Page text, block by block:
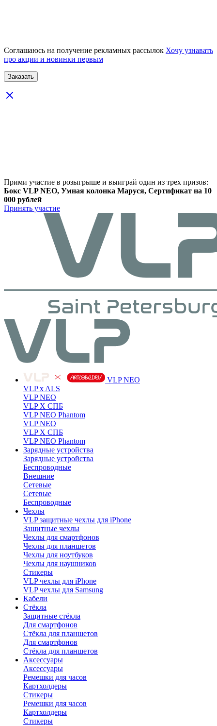
Соглашаюсь на получение рекламных рассылок Хочу узнавать
про акции и новинки первым
Прими участие в розыгрыше и выиграй один из трех призов:
Бокс VLP NEO, Умная колонка Маруся, Сертификат на 10
000 рублей
Принять участие
VLP NEO
VLP x ALS
VLP NEO
VLP X СПБ
VLP NEO Phantom
VLP NEO
VLP X СПБ
VLP NEO Phantom
Зарядные устройства
Зарядные устройства
Беспроводные
Внешние
Сетевые
Сетевые
Беспроводные
Чехлы
VLP защитные чехлы для iPhone
Защитные чехлы
Чехлы для смартфонов
Чехлы для планшетов
Чехлы для ноутбуков
Чехлы для наушников
Стикеры
VLP чехлы для iPhone
VLP чехлы для Samsung
Кабели
Стёкла
Защитные стёкла
Для смартфонов
Стёкла для планшетов
Для смартфонов
Стёкла для планшетов
Аксессуары
Аксессуары
Ремешки для часов
Картхолдеры
Стикеры
Ремешки для часов
Картхолдеры
Стикеры